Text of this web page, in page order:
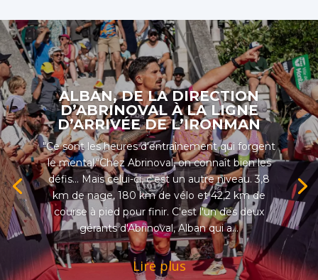
ALBAN, DE LA DIRECTION
D’ABRINOVAL À LA LIGNE
D’ARRIVÉE DE L’IRONMAN
"Ce sont les heures d'entraînement qui forgent
le mental."Chez Abrinoval, on connaît bien les
défis... Mais celui-ci, c'est un autre niveau. 3,8
km de nage, 180 km de vélo et 42,2 km de
course à pied pour finir. C'est l'un des deux
gérants d'Abrinoval, Alban qui a...
Lire plus